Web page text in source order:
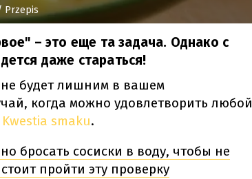
Przepis
– это еще та задача. Однако с
даже стараться!
не будет лишним в вашем
когда можно удовлетворить любой
Kwestia smaku.
бросать сосиски в воду, чтобы не
пройти эту проверку